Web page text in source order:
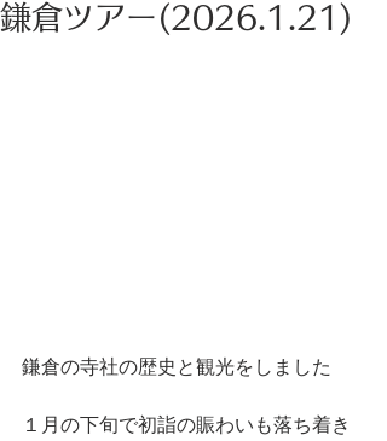
鎌倉ツアー(2026.1.21)
鎌倉の寺社の歴史と観光をしました
１月の下旬で初詣の賑わいも落ち着き